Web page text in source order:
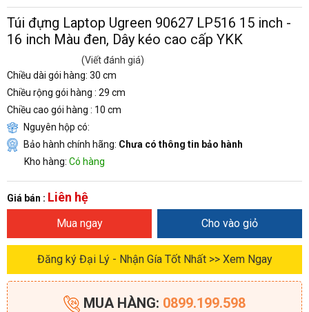
Túi đựng Laptop Ugreen 90627 LP516 15 inch -
16 inch Màu đen, Dây kéo cao cấp YKK
(Viết đánh giá)
Chiều dài gói hàng: 30 cm
Chiều rộng gói hàng : 29 cm
Chiều cao gói hàng : 10 cm
Nguyên hộp có:
Bảo hành chính hãng: Chưa có thông tin bảo hành
Kho hàng: Có hàng
Giá bán : Liên hệ
Mua ngay Cho vào giỏ
Đăng ký Đại Lý - Nhận Gía Tốt Nhất >> Xem Ngay
MUA HÀNG: 0899.199.598